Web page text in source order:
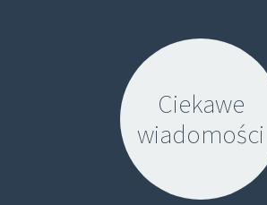
Ciekawe
wiadomości